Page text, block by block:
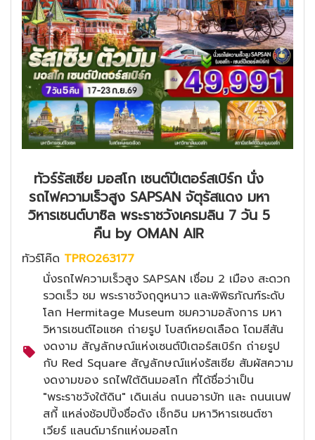
ทัวร์รัสเซีย มอสโก เซนต์ปีเตอร์สเบิร์ก นั่ง
รถไฟความเร็วสูง SAPSAN จัตุรัสแดง มหา
วิหารเซนต์บาซิล พระราชวังเครมลิน 7 วัน 5
คืน by OMAN AIR
ทัวร์โค๊ด TPRO263177
นั่งรถไฟความเร็วสูง SAPSAN เชื่อม 2 เมือง สะดวก
รวดเร็ว ชม พระราชวังฤดูหนาว และพิพิธภัณฑ์ระดับ
โลก Hermitage Museum ชมความอลังการ มหา
วิหารเซนต์ไอแซค ถ่ายรูป โบสถ์หยดเลือด โดมสีสัน
งดงาม สัญลักษณ์แห่งเซนต์ปีเตอร์สเบิร์ก ถ่ายรูป
กับ Red Square สัญลักษณ์แห่งรัสเซีย สัมผัสความ
งดงามของ รถไฟใต้ดินมอสโก ที่ได้ชื่อว่าเป็น
"พระราชวังใต้ดิน" เดินเล่น ถนนอารบัท และ ถนนเนฟ
สกี้ แหล่งช้อปปิ้งชื่อดัง เช็กอิน มหาวิหารเซนต์ซา
เวียร์ แลนด์มาร์กแห่งมอสโก